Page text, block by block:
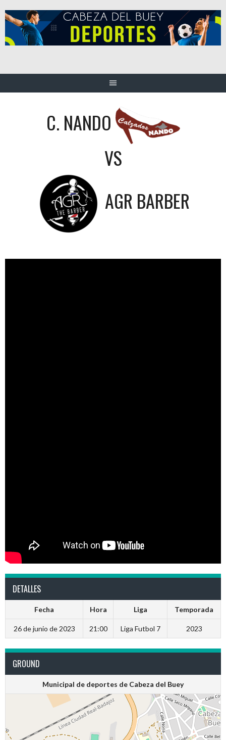
al
contenido
C. NANDO
VS
AGR BARBER
DETALLES
Fecha Hora Liga Temporada
26 de junio de 2023 21:00 Liga Futbol 7 2023
GROUND
Municipal de deportes de Cabeza del Buey